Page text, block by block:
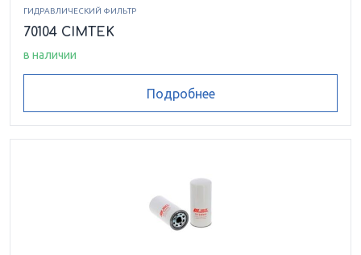
ГИДРАВЛИЧЕСКИЙ ФИЛЬТР
70104 CIMTEK
в наличии
Подробнее